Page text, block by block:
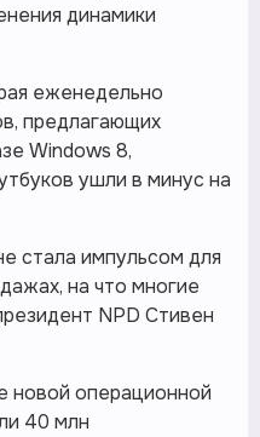
динамики
еженедельно
предлагающих
Windows 8,
ушли в минус на
стала импульсом для
на что многие
NPD Стивен
новой операционной
40 млн